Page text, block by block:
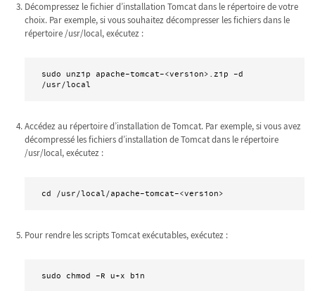
Décompressez le fichier d’installation Tomcat dans le répertoire de votre
choix. Par exemple, si vous souhaitez décompresser les fichiers dans le
répertoire /usr/local, exécutez :
sudo unzip apache-tomcat-<version>.zip -d
/usr/local
Accédez au répertoire d’installation de Tomcat. Par exemple, si vous avez
décompressé les fichiers d’installation de Tomcat dans le répertoire
/usr/local, exécutez :
cd /usr/local/apache-tomcat-<version>
Pour rendre les scripts Tomcat exécutables, exécutez :
sudo chmod -R u+x bin